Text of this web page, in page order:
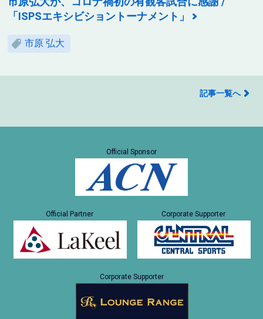
「ISPSエキシビショントーナメント」
市原 弘大
記事一覧へ
Official Sponsor
Official Partner Corporate Supporter
Corporate Supporter